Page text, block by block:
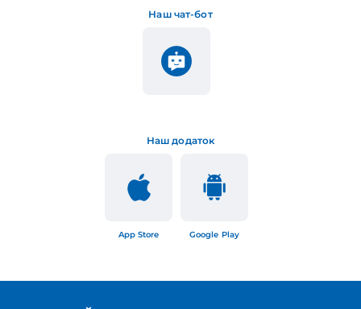
Наш додаток
App Store Google Play
Наш чат-бот